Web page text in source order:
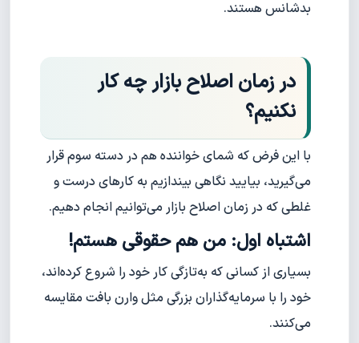
بدشانس هستند.
در زمان اصلاح بازار چه کار
نکنیم؟
با این فرض که شمای خواننده هم در دسته سوم قرار
می‌گیرید، بیایید نگاهی بیندازیم به کارهای درست و
غلطی که در زمان اصلاح بازار می‌توانیم انجام دهیم.
اشتباه اول: من هم حقوقی هستم!
بسیاری از کسانی که به‌تازگی کار خود را شروع کرده‌اند،
خود را با سرمایه‌گذاران بزرگی مثل وارن بافت مقایسه
می‌کنند.